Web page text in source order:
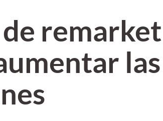
las